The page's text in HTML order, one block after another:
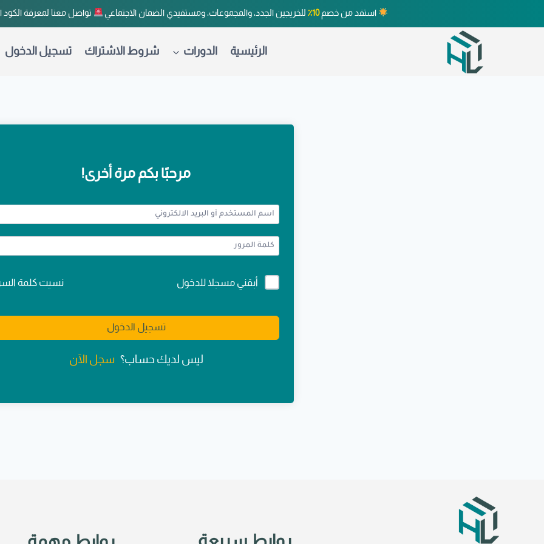
استفد من خصم10٪ للخريجين الجدد، والمجموعات، ومستفيدي الضمان الاجتماعي تواصل معنا لمعرفة
الرئيسية الدورات شروط الاشتراك تسجيل الدخول
مرحبًا بكم مرة أخرى!
Alternative:
أبقني مسجلا للدخول نسيت كلمة
تسجيل الدخول
ليس لديك حساب؟ سجل الآن